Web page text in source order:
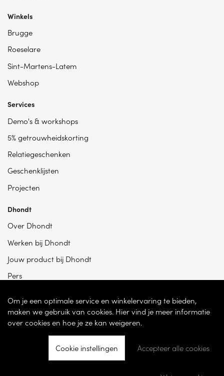
Winkels
Brugge
Roeselare
Sint-Martens-Latem
Webshop
Services
Demo's & workshops
5% getrouwheidskorting
Relatiegeschenken
Geschenklijsten
Projecten
Dhondt
Over Dhondt
Werken bij Dhondt
Jouw product bij Dhondt
Pers
© 2026 - Dhondt Interieur NV – Ondernemingsnummer BE 0865 787 950 –
Om je een optimale service en winkelervaring te bieden,
maken we gebruik van cookies. Hier vind je meer informatie
over cookies en hoe je ze kan weigeren.
Cookie instellingen Accepteer alle cookies